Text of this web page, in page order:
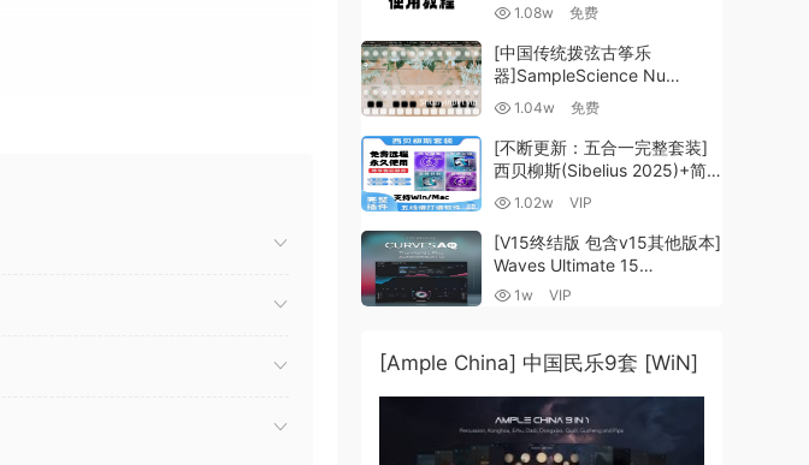
1.08w 免费
[中国传统拨弦古筝乐
器]SampleScience Nu
Guzheng v2.0 x64 VST
VST3 AU DECENT SAMPLER
[WiN, MacOSX]（158MB)
1.04w 免费
[不断更新：五合一完整套装]
西贝柳斯(Sibelius 2025)+简
谱插件V8+图片识别+音频识别
MacOSX]（80.48GB+）
1.02w VIP
[V15终结版 包含v15其他版本]
Waves Ultimate 15
v25.05.27+一键安装版+安装
（4.1GB+10.2GB+9.6GB）
1w VIP
[Ample China] 中国民乐9套 [WiN]